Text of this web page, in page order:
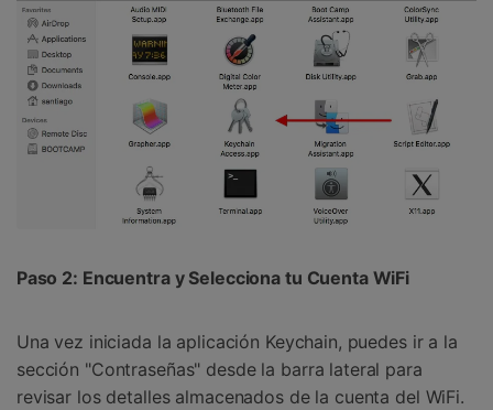
󠀰Paso 2: Encuentra y Selecciona tu Cuenta WiFi󠀲󠀩󠀥󠀦󠀨󠀣󠀨󠀨󠀨󠀳
󠀰Una vez iniciada la aplicación Keychain, puedes ir a la
sección "Contraseñas" desde la barra lateral para
revisar los detalles almacenados de la cuenta del WiFi.󠀲󠀩󠀥󠀦󠀨󠀣󠀨󠀩󠀳󠀰